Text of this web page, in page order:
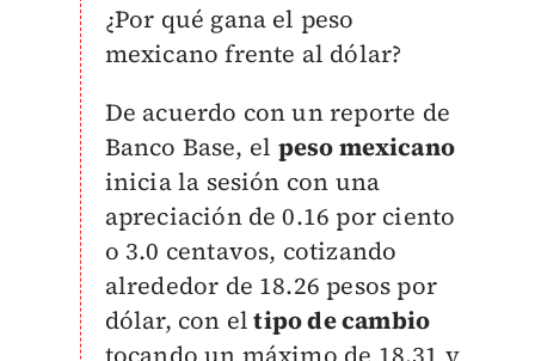
¿Por qué gana el peso
mexicano frente al dólar?
De acuerdo con un reporte de
Banco Base, el peso mexicano
inicia la sesión con una
apreciación de 0.16 por ciento
o 3.0 centavos, cotizando
alrededor de 18.26 pesos por
dólar, con eltipo de cambio